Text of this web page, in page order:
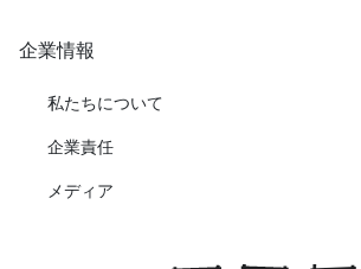
企業情報
私たちについて
企業責任
メディア